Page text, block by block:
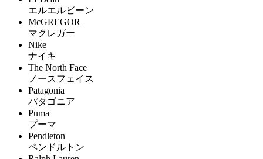
エルエルビーン
McGREGOR
マクレガー
Nike
ナイキ
The North Face
ノースフェイス
Patagonia
パタゴニア
Puma
プーマ
Pendleton
ペンドルトン